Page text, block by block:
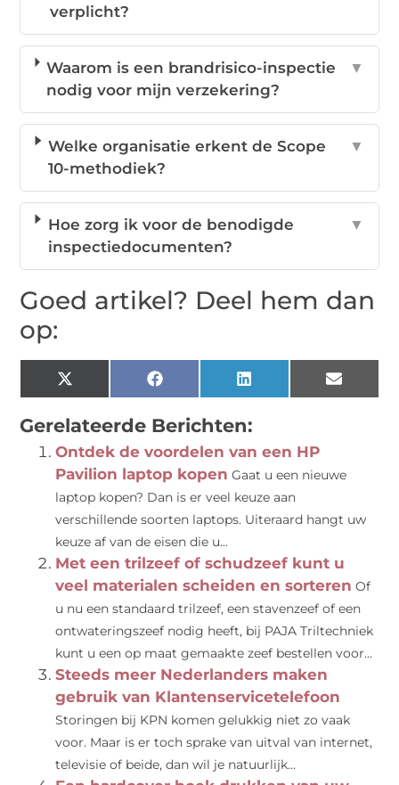
verplicht?
Waarom is een brandrisico-inspectie
nodig voor mijn verzekering?
▼
Welke organisatie erkent de Scope
10-methodiek?
▼
Hoe zorg ik voor de benodigde
inspectiedocumenten?
▼
Goed artikel? Deel hem dan
op:
X
(Twitter)
Facebook LinkedIn Email
Gerelateerde Berichten:
Ontdek de voordelen van een HP
Pavilion laptop kopen Gaat u een nieuwe
laptop kopen? Dan is er veel keuze aan
verschillende soorten laptops. Uiteraard hangt uw
keuze af van de eisen die u...
Met een trilzeef of schudzeef kunt u
veel materialen scheiden en sorteren Of
u nu een standaard trilzeef, een stavenzeef of een
ontwateringszeef nodig heeft, bij PAJA Triltechniek
kunt u een op maat gemaakte zeef bestellen voor...
Steeds meer Nederlanders maken
gebruik van Klantenservicetelefoon
Storingen bij KPN komen gelukkig niet zo vaak
voor. Maar is er toch sprake van uitval van internet,
televisie of beide, dan wil je natuurlijk...